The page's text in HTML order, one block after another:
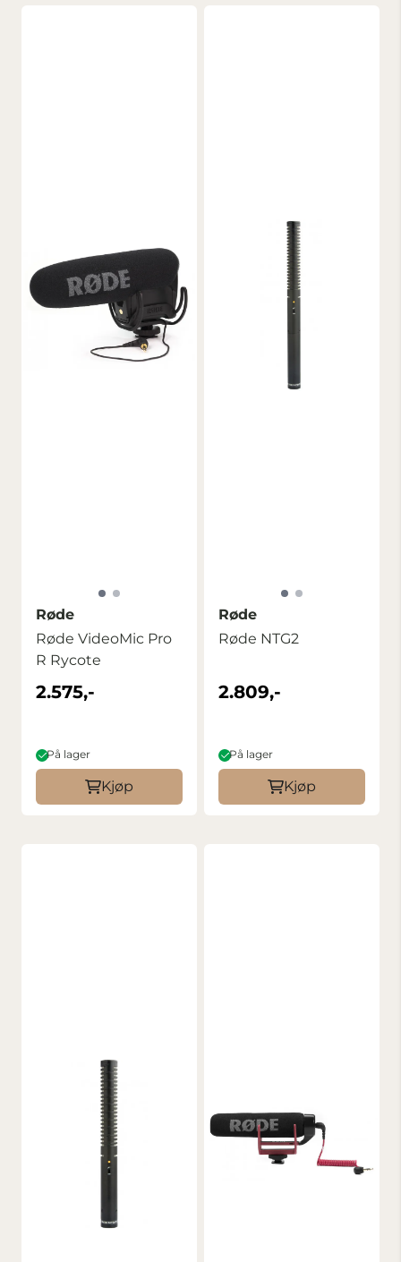
Røde
Røde VideoMic Pro
R Rycote
2.575,-
På lager
Kjøp
Røde
Røde NTG2
2.809,-
På lager
Kjøp